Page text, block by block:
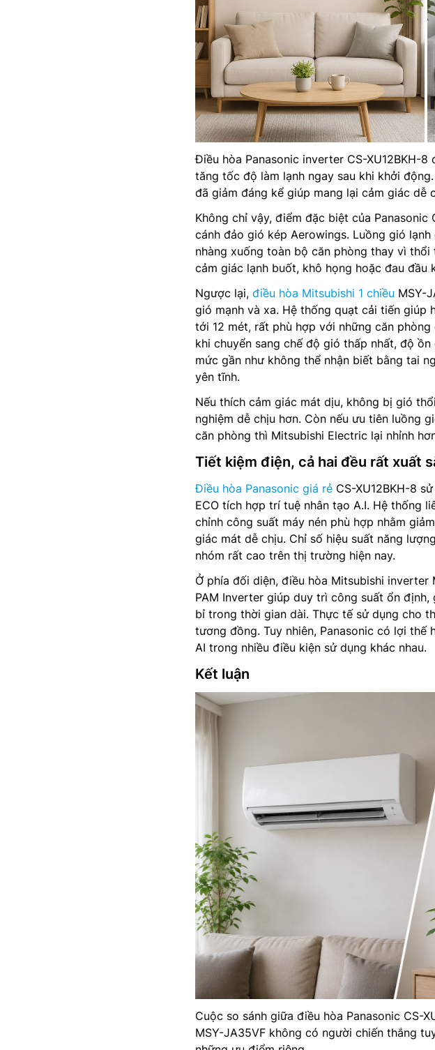
Điều hòa Panasonic inverter CS-XU12BKH-
tăng tốc độ làm lạnh ngay sau khi khởi
đã giảm đáng kể giúp mang lại cảm giác dễ
Không chỉ vậy, điểm đặc biệt của Panasonic
cánh đảo gió kép Aerowings. Luồng gió
nhàng xuống toàn bộ căn phòng thay vì
cảm giác lạnh buốt, khô họng hoặc đau
Ngược lại, điều hòa Mitsubishi 1 chiều MSY-
gió mạnh và xa. Hệ thống quạt cải tiến giúp
tới 12 mét, rất phù hợp với những căn
khi chuyển sang chế độ gió thấp nhất, độ
mức gần như không thể nhận biết bằng tai
yên tĩnh.
Nếu thích cảm giác mát dịu, không bị gió
nghiệm dễ chịu hơn. Còn nếu ưu tiên luồng
căn phòng thì Mitsubishi Electric lại nhỉnh
Tiết kiệm điện, cả hai đều rất xuất
Điều hòa Panasonic giá rẻ CS-XU12BKH-8
ECO tích hợp trí tuệ nhân tạo A.I. Hệ thống
chỉnh công suất máy nén phù hợp nhằm
giác mát dễ chịu. Chỉ số hiệu suất năng
nhóm rất cao trên thị trường hiện nay.
Ở phía đối diện, điều hòa Mitsubishi
PAM Inverter giúp duy trì công suất ổn
bỉ trong thời gian dài. Thực tế sử dụng cho
tương đồng. Tuy nhiên, Panasonic có lợi thế
AI trong nhiều điều kiện sử dụng khác nhau.
Kết luận
Cuộc so sánh giữa điều hòa Panasonic CS-
MSY-JA35VF không có người chiến thắng